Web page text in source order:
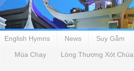
English Hymns News Suy Gẫm
Mùa Chay Lòng Thương Xót Chúa